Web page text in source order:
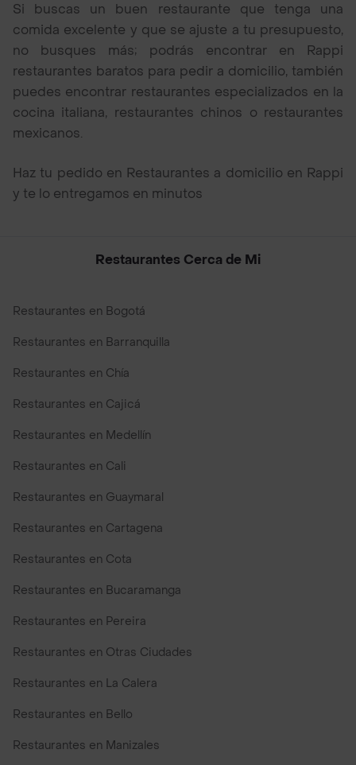
Si buscas un buen restaurante que tenga una
comida excelente y que se ajuste a tu presupuesto,
no busques más; podrás encontrar en Rappi
restaurantes baratos para pedir a domicilio, también
puedes encontrar restaurantes especializados en la
cocina italiana, restaurantes chinos o restaurantes
mexicanos.
Haz tu pedido en Restaurantes a domicilio en Rappi
y te lo entregamos en minutos
Restaurantes Cerca de Mi
Restaurantes en Bogotá
Restaurantes en Barranquilla
Restaurantes en Chía
Restaurantes en Cajicá
Restaurantes en Medellín
Restaurantes en Cali
Restaurantes en Guaymaral
Restaurantes en Cartagena
Restaurantes en Cota
Restaurantes en Bucaramanga
Restaurantes en Pereira
Restaurantes en Otras Ciudades
Restaurantes en La Calera
Restaurantes en Bello
Restaurantes en Manizales